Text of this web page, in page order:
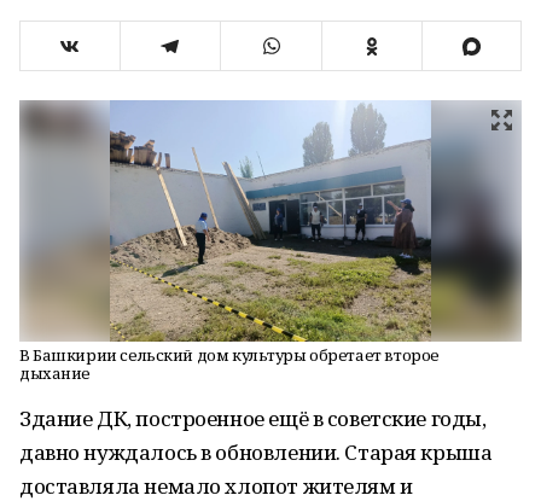
В Башкирии сельский дом культуры обретает второе
дыхание
Здание ДК, построенное ещё в советские годы,
давно нуждалось в обновлении. Старая крыша
доставляла немало хлопот жителям и